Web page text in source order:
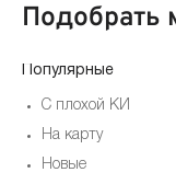
Подобрать
Популярные
С плохой КИ
На карту
Новые